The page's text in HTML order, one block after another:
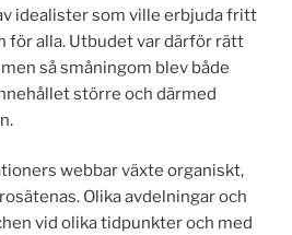
idealister som ville erbjuda fritt
alla. Utbudet var därför rätt
så småningom blev både
större och därmed
webbar växte organiskt,
Olika avdelningar och
vid olika tidpunkter och med